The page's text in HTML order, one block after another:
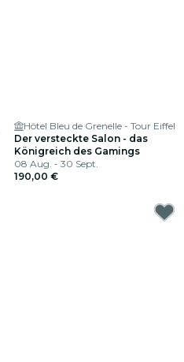
Hôtel Bleu de Grenelle - Tour Eiffel
Der versteckte Salon - das
Königreich des Gamings
08 Aug. - 30 Sept.
190,00 €